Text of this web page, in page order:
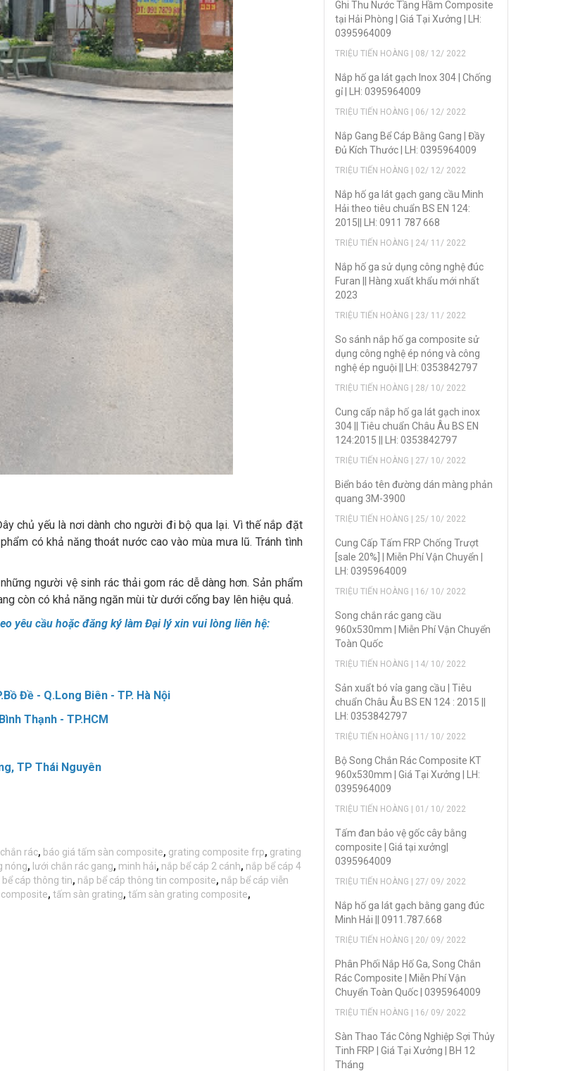
chủ yếu là nơi dành cho người đi bộ qua lại. Vì thế nắp đặt
có khả năng thoát nước cao vào mùa mưa lũ. Tránh tình
người vệ sinh rác thải gom rác dễ dàng hơn. Sản phẩm
còn có khả năng ngăn mùi từ dưới cống bay lên hiệu quả.
yêu cầu hoặc đăng ký làm Đại lý xin vui lòng liên hệ:
Đề - Q.Long Biên - TP. Hà Nội
Thạnh - TP.HCM
TP Thái Nguyên
rác, báo giá tấm sàn composite, grating composite frp, grating
nóng, lưới chắn rác gang, minh hải, nắp bể cáp 2 cánh, nắp bể cáp 4
bể cáp thông tin, nắp bể cáp thông tin composite, nắp bể cáp viễn
, tấm sàn grating, tấm sàn grating composite,
Ghi Thu Nước Tầng Hầm Composite
tại Hải Phòng | Giá Tại Xưởng | LH:
0395964009
TRIỆU TIẾN HOÀNG | 08/ 12/ 2022
Nắp hố ga lát gạch Inox 304 | Chống
gỉ | LH: 0395964009
TRIỆU TIẾN HOÀNG | 06/ 12/ 2022
Nắp Gang Bể Cáp Bằng Gang | Đầy
Đủ Kích Thước | LH: 0395964009
TRIỆU TIẾN HOÀNG | 02/ 12/ 2022
Nắp hố ga lát gạch gang cầu Minh
Hải theo tiêu chuẩn BS EN 124:
2015|| LH: 0911 787 668
TRIỆU TIẾN HOÀNG | 24/ 11/ 2022
Nắp hố ga sử dụng công nghệ đúc
Furan || Hàng xuất khẩu mới nhất
2023
TRIỆU TIẾN HOÀNG | 23/ 11/ 2022
So sánh nắp hố ga composite sử
dụng công nghệ ép nóng và công
nghệ ép nguội || LH: 0353842797
TRIỆU TIẾN HOÀNG | 28/ 10/ 2022
Cung cấp nắp hố ga lát gạch inox
304 || Tiêu chuẩn Châu Âu BS EN
124:2015 || LH: 0353842797
TRIỆU TIẾN HOÀNG | 27/ 10/ 2022
Biển báo tên đường dán màng phản
quang 3M-3900
TRIỆU TIẾN HOÀNG | 25/ 10/ 2022
Cung Cấp Tấm FRP Chống Trượt
[sale 20%] | Miễn Phí Vận Chuyển |
LH: 0395964009
TRIỆU TIẾN HOÀNG | 16/ 10/ 2022
Song chắn rác gang cầu
960x530mm | Miễn Phí Vận Chuyển
Toàn Quốc
TRIỆU TIẾN HOÀNG | 14/ 10/ 2022
Sản xuẩt bó vỉa gang cầu | Tiêu
chuẩn Châu Âu BS EN 124 : 2015 ||
LH: 0353842797
TRIỆU TIẾN HOÀNG | 11/ 10/ 2022
Bộ Song Chắn Rác Composite KT
960x530mm | Giá Tại Xưởng | LH:
0395964009
TRIỆU TIẾN HOÀNG | 01/ 10/ 2022
Tấm đan bảo vệ gốc cây bằng
composite | Giá tại xưởng|
0395964009
TRIỆU TIẾN HOÀNG | 27/ 09/ 2022
Nắp hố ga lát gạch bằng gang đúc
Minh Hải || 0911.787.668
TRIỆU TIẾN HOÀNG | 20/ 09/ 2022
Phân Phối Nắp Hố Ga, Song Chắn
Rác Composite | Miễn Phí Vận
Chuyển Toàn Quốc | 0395964009
TRIỆU TIẾN HOÀNG | 16/ 09/ 2022
Sàn Thao Tác Công Nghiệp Sợi Thủy
Tinh FRP | Giá Tại Xưởng | BH 12
Tháng